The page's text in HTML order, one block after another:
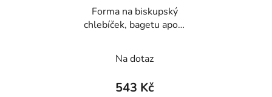
Forma na biskupský
chlebíček, bagetu apod.
Na dotaz
543 Kč